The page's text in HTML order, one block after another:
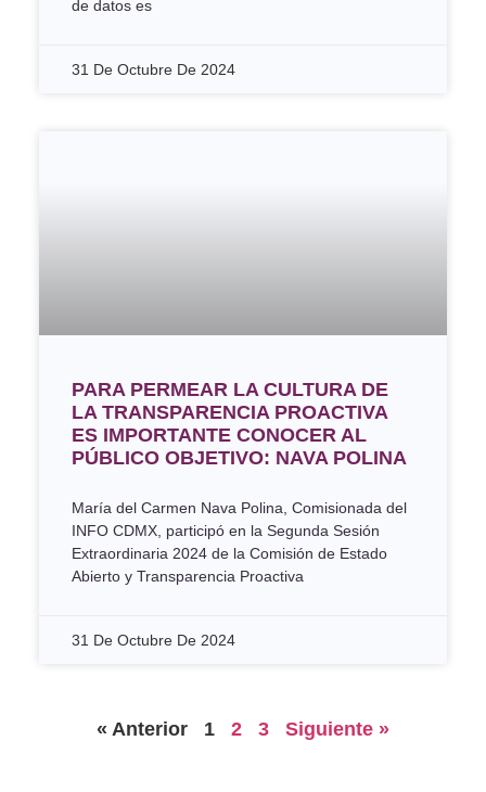
de datos es
31 De Octubre De 2024
PARA PERMEAR LA CULTURA DE
LA TRANSPARENCIA PROACTIVA
ES IMPORTANTE CONOCER AL
PÚBLICO OBJETIVO: NAVA POLINA
María del Carmen Nava Polina, Comisionada del
INFO CDMX, participó en la Segunda Sesión
Extraordinaria 2024 de la Comisión de Estado
Abierto y Transparencia Proactiva
31 De Octubre De 2024
« Anterior 1 2 3 Siguiente »